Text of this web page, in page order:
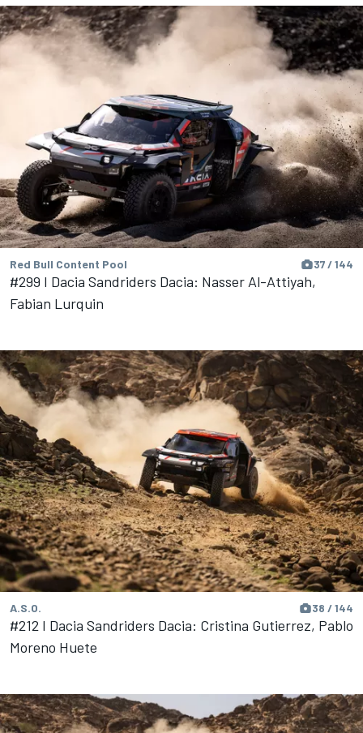
Red Bull Content Pool 37 / 144
#299 I Dacia Sandriders Dacia: Nasser Al-Attiyah,
Fabian Lurquin
A.S.O. 38 / 144
#212 I Dacia Sandriders Dacia: Cristina Gutierrez, Pablo
Moreno Huete